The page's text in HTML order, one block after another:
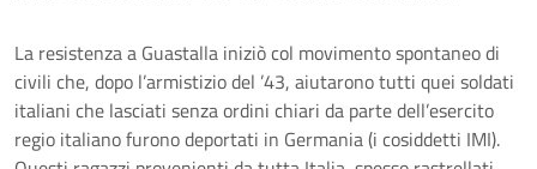
La resistenza a Guastalla iniziò col movimento spontaneo di
civili che, dopo l’armistizio del ’43, aiutarono tutti quei soldati
italiani che lasciati senza ordini chiari da parte dell’esercito
regio italiano furono deportati in Germania (i cosiddetti IMI).